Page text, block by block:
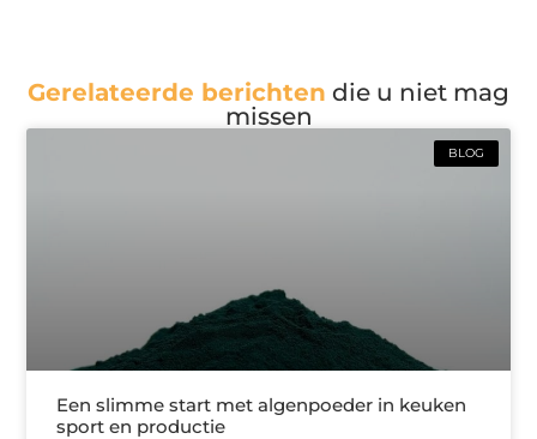
Gerelateerde berichten die u niet mag
missen
BLOG
Een slimme start met algenpoeder in keuken
sport en productie